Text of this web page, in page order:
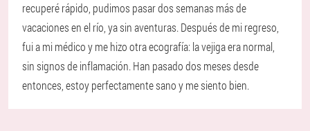
recuperé rápido, pudimos pasar dos semanas más de
vacaciones en el río, ya sin aventuras. Después de mi regreso,
fui a mi médico y me hizo otra ecografía: la vejiga era normal,
sin signos de inflamación. Han pasado dos meses desde
entonces, estoy perfectamente sano y me siento bien.